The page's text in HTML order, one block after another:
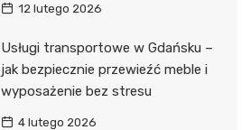
12 lutego 2026
Usługi transportowe w Gdańsku –
jak bezpiecznie przewieźć meble i
wyposażenie bez stresu
4 lutego 2026